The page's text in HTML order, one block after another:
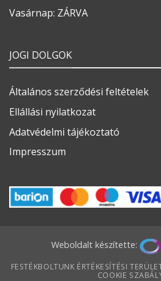
Vasárnap: ZÁRVA
JOGI DOLGOK
Általános szerződési feltételek
Ellállási nyilatkozat
Adatvédelmi tájékoztató
Impresszum
Weboldalt készítette:
FESTÉKBOLTUNK ÉRTÉKESÍTÉSI
COOKIE